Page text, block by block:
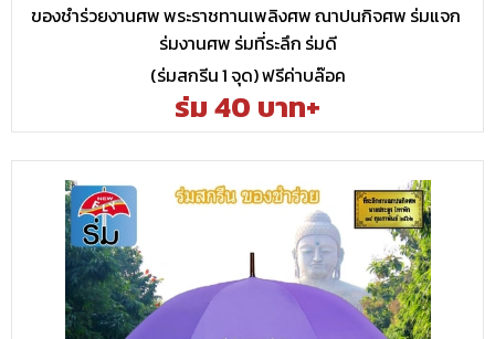
ของชำร่วยงานศพ พระราชทานเพลิงศพ ณาปนกิจศพ ร่มแจก
ร่มงานศพ ร่มที่ระลึก ร่มดี
(ร่มสกรีน 1 จุด) ฟรีค่าบล๊อค
ร่ม 40 บาท+